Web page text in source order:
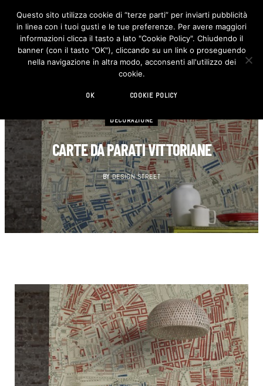
F
c
e
b
o
I
n
s
t
DECORAZIONE
CARTE DA PARATI VITTORIANE
BY DESIGN STREET
Questo sito utilizza cookie di “terze parti” per inviarti pubblicità
in linea con i tuoi gusti e le tue preferenze. Per avere maggiori
informazioni clicca il tasto a lato "Cookie Policy". Chiudendo il
banner (con il tasto "OK"), cliccando su un link o proseguendo
nella navigazione in altra modo, acconsenti all'utilizzo dei
cookie.
OK COOKIE POLICY